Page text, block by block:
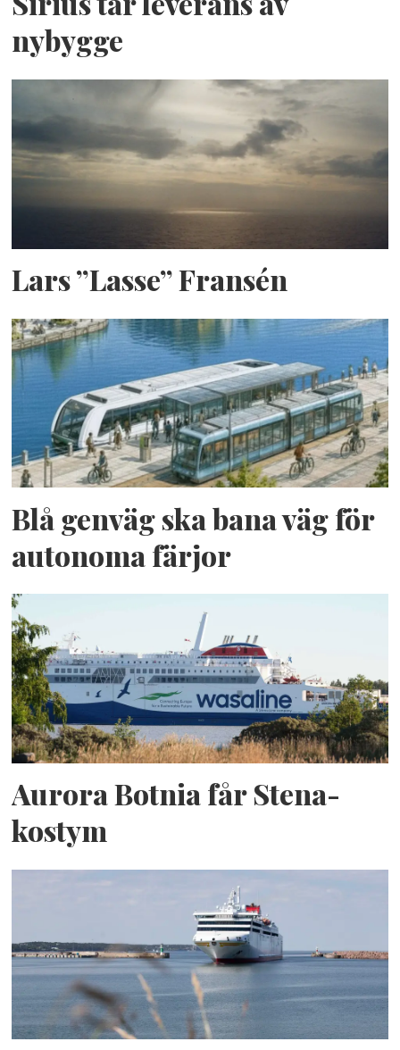
nybygge
Lars ”Lasse” Fransén
Blå genväg ska bana väg för
autonoma färjor
Aurora Botnia får Stena-
kostym